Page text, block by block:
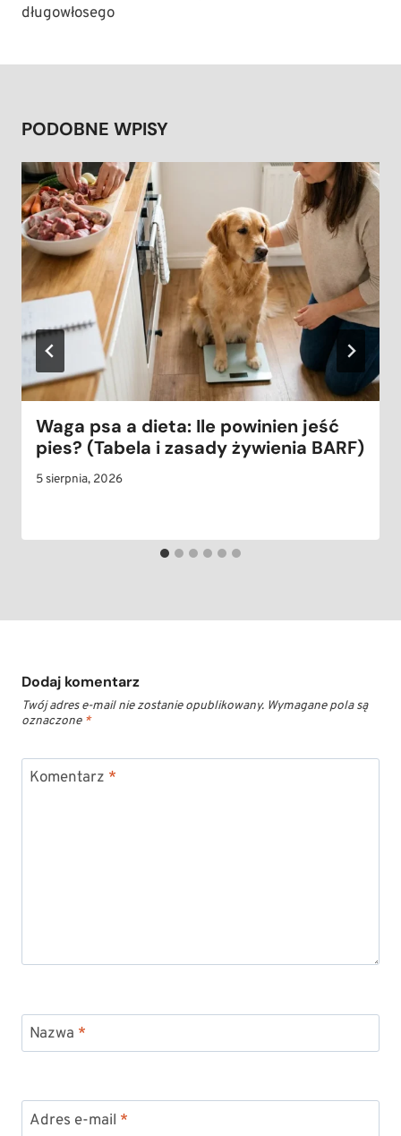
długowłosego
PODOBNE WPISY
Waga psa a dieta: Ile powinien jeść
pies? (Tabela i zasady żywienia BARF)
5 sierpnia, 2026
Dodaj komentarz
Twój adres e-mail nie zostanie opublikowany. Wymagane pola są
oznaczone *
Komentarz *
Nazwa *
Adres e-mail *